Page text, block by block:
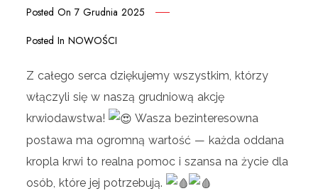
Posted On7 Grudnia 2025
Posted InNOWOŚCI
Z całego serca dziękujemy wszystkim, którzy
włączyli się w naszą grudniową akcję
krwiodawstwa!
Wasza bezinteresowna
postawa ma ogromną wartość — każda oddana
kropla krwi to realna pomoc i szansa na życie dla
osób, które jej potrzebują.